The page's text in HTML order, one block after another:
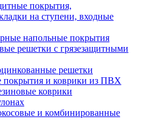
покрытия,
на ступени, входные
напольные покрытия
решетки с грязезащитными
решетки
покрытия и коврики из ПВХ
коврики
и комбинированные